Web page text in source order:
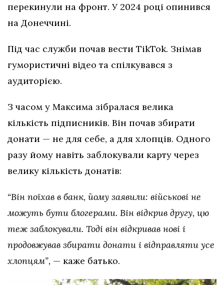
перекинули на фронт. У 2024 році опинився
на Донеччині.
Під час служби почав вести TikTok. Знімав
гумористичні відео та спілкувався з
аудиторією.
З часом у Максима зібралася велика
кількість підписників. Він почав збирати
донати — не для себе, а для хлопців. Одного
разу йому навіть заблокували карту через
велику кількість донатів:
“Він поїхав в банк, йому заявили: військові не
можуть бути блогерами. Він відкрив другу, цю
теж заблокували. Тоді він відкривав нові і
продовжував збирати донати і відправляти усе
хлопцям”, — каже батько.